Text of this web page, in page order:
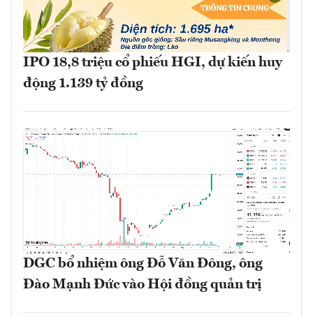
IPO 18,8 triệu cổ phiếu HGI, dự kiến huy
động 1.139 tỷ đồng
DGC bổ nhiệm ông Đỗ Văn Đông, ông
Đào Mạnh Đức vào Hội đồng quản trị